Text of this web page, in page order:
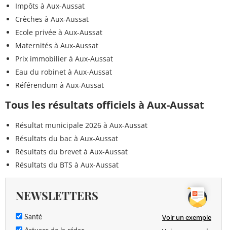
Impôts à Aux-Aussat
Crèches à Aux-Aussat
Ecole privée à Aux-Aussat
Maternités à Aux-Aussat
Prix immobilier à Aux-Aussat
Eau du robinet à Aux-Aussat
Référendum à Aux-Aussat
Tous les résultats officiels à Aux-Aussat
Résultat municipale 2026 à Aux-Aussat
Résultats du bac à Aux-Aussat
Résultats du brevet à Aux-Aussat
Résultats du BTS à Aux-Aussat
NEWSLETTERS
Santé Voir un exemple